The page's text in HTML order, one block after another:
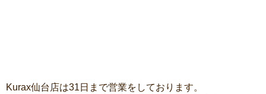
Kurax仙台店は31日まで営業をしております。